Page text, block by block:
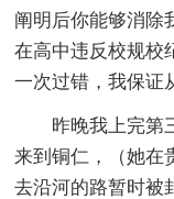
阐明后你能够消除
在高中违反校规校
一次过错，我保证
昨晚我上完第
来到铜仁，（她在
去沿河的路暂时被